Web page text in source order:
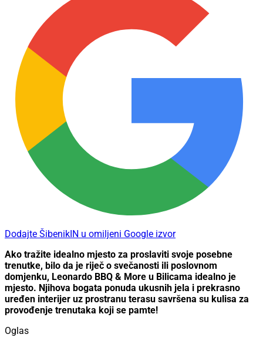
Dodajte ŠibenikIN u omiljeni Google izvor
Ako tražite idealno mjesto za proslaviti svoje posebne
trenutke, bilo da je riječ o svečanosti ili poslovnom
domjenku, Leonardo BBQ & More u Bilicama idealno je
mjesto. Njihova bogata ponuda ukusnih jela i prekrasno
uređen interijer uz prostranu terasu savršena su kulisa za
provođenje trenutaka koji se pamte!
Oglas